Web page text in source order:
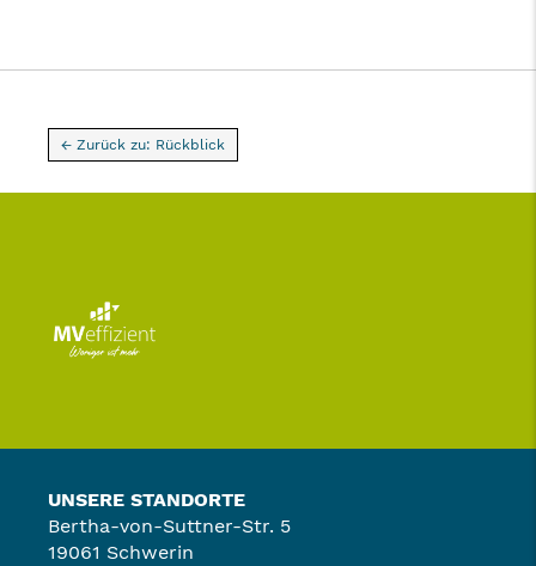
← Zurück zu: Rückblick
UNSERE STANDORTE
Bertha-von-Suttner-Str. 5
19061 Schwerin